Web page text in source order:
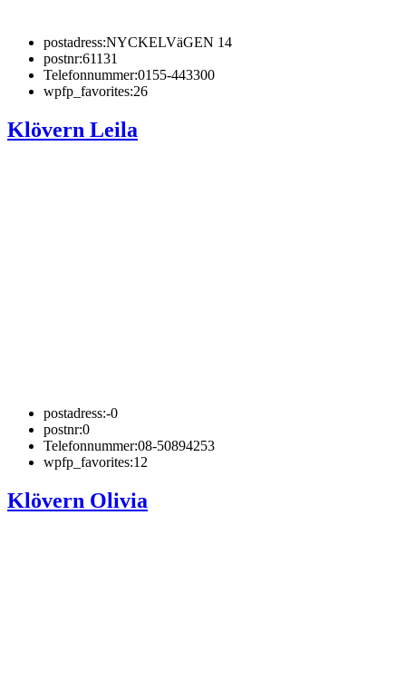
postadress:NYCKELVäGEN 14
postnr:61131
Telefonnummer:0155-443300
wpfp_favorites:26
Klövern Leila
postadress:-0
postnr:0
Telefonnummer:08-50894253
wpfp_favorites:12
Klövern Olivia